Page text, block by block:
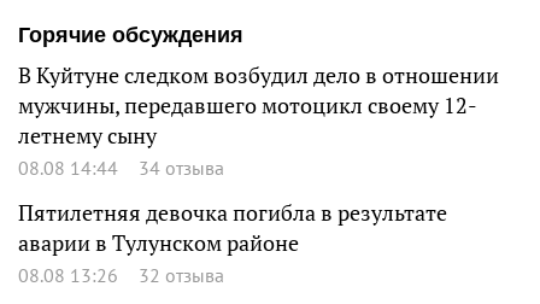
Горячие обсуждения
В Куйтуне следком возбудил дело в отношении
мужчины, передавшего мотоцикл своему 12-
летнему сыну
08.08 14:44 34 отзыва
Пятилетняя девочка погибла в результате
аварии в Тулунском районе
08.08 13:26 32 отзыва